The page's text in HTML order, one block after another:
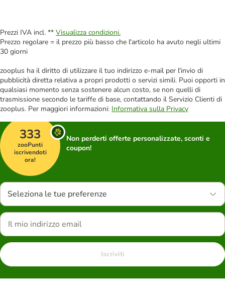
Prezzi IVA incl. ** Visualizza condizioni.
Prezzo regolare = il prezzo più basso che l'articolo ha avuto negli ultimi
30 giorni
zooplus ha il diritto di utilizzare il tuo indirizzo e-mail per l'invio di
pubblicità diretta relativa a propri prodotti o servizi simili. Puoi opporti in
qualsiasi momento senza sostenere alcun costo, se non quelli di
trasmissione secondo le tariffe di base, contattando il Servizio Clienti di
zooplus. Per maggiori informazioni: Informativa sulla Privacy
333
zooPunti
iscrivendoti
ora!
Non perderti offerte personalizzate, sconti e
coupon!
Seleziona le tue preferenze
Iscriviti